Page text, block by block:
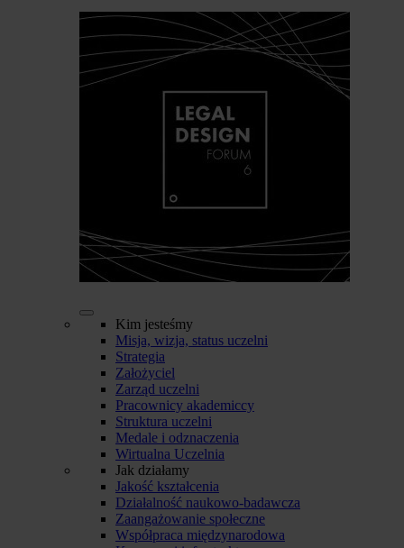
Kim jesteśmy
Misja, wizja, status uczelni
Strategia
Założyciel
Zarząd uczelni
Pracownicy akademiccy
Struktura uczelni
Medale i odznaczenia
Wirtualna Uczelnia
Jak działamy
Jakość kształcenia
Działalność naukowo-badawcza
Zaangażowanie społeczne
Współpraca międzynarodowa